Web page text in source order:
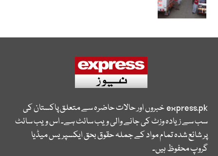
express.pkخبروں اور حالات حاضرہ سے متعلق پاکستان کی
سب سے زیادہ وزٹ کی جانے والی ویب سائٹ ہے۔ اس ویب سائٹ
پر شائع شدہ تمام مواد کے جملہ حقوق بحق ایکسپریس میڈیا
گروپ محفوظ ہیں۔